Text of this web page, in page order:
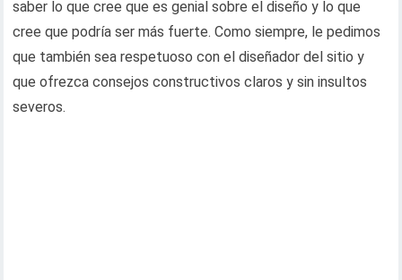
saber lo que cree que es genial sobre el diseño y lo que
cree que podría ser más fuerte. Como siempre, le pedimos
que también sea respetuoso con el diseñador del sitio y
que ofrezca consejos constructivos claros y sin insultos
severos.